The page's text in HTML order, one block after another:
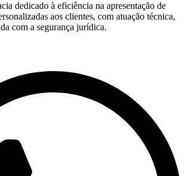
dedicado à eficiência na apresentação de
aos clientes, com atuação técnica,
com a segurança jurídica.